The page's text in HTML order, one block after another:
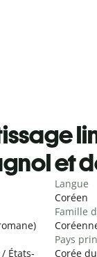
et
États-
Langue
Coréen
Famille
Pays
Corée